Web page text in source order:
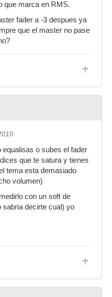
que marca en RMS.
fader a -3 despues ya
que el master no pase
equalisas o subes el fader
que te satura y tienes
tema esta demasiado
volumen)
con un soft de
sabria decirte cual) yo